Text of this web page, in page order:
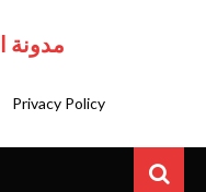
مدونة
Privacy Policy